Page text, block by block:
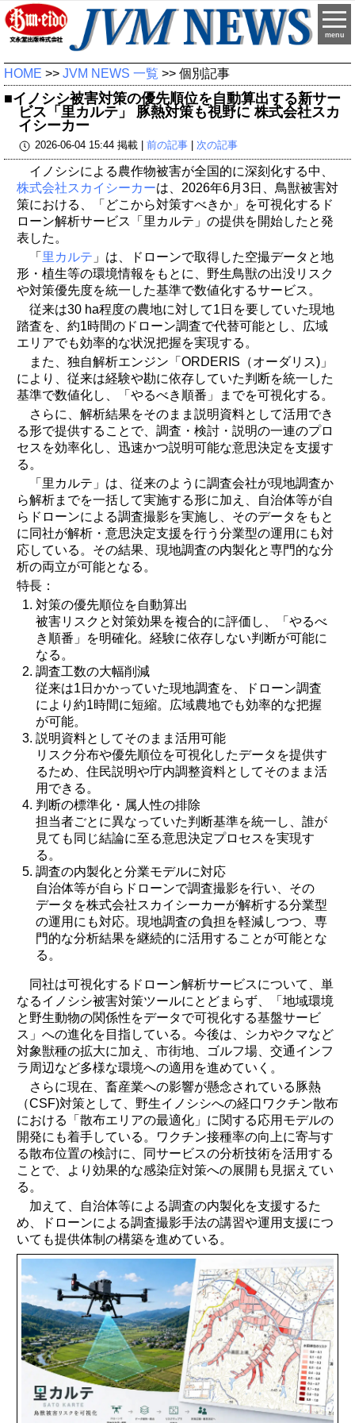
menu
HOME >> JVM NEWS 一覧 >> 個別記事
■イノシシ被害対策の優先順位を自動算出する新サー
ビス「里カルテ」 豚熱対策も視野に 株式会社スカ
イシーカー
2026-06-04 15:44 掲載 | 前の記事| 次の記事
イノシシによる農作物被害が全国的に深刻化する中、
株式会社スカイシーカーは、2026年6月3日、鳥獣被害対
策における、「どこから対策すべきか」を可視化するド
ローン解析サービス「里カルテ」の提供を開始したと発
表した。
「 里カルテ 」は、ドローンで取得した空撮データと地
形・植生等の環境情報をもとに、野生鳥獣の出没リスク
や対策優先度を統一した基準で数値化するサービス。
従来は30 ha程度の農地に対して1日を要していた現地
踏査を、約1時間のドローン調査で代替可能とし、広域
エリアでも効率的な状況把握を実現する。
また、独自解析エンジン「ORDERIS（オーダリス)」
により、従来は経験や勘に依存していた判断を統一した
基準で数値化し、「やるべき順番」までを可視化する。
さらに、解析結果をそのまま説明資料として活用でき
る形で提供することで、調査・検討・説明の一連のプロ
セスを効率化し、迅速かつ説明可能な意思決定を支援す
る。
「里カルテ」は、従来のように調査会社が現地調査か
ら解析までを一括して実施する形に加え、自治体等が自
らドローンによる調査撮影を実施し、そのデータをもと
に同社が解析・意思決定支援を行う分業型の運用にも対
応している。その結果、現地調査の内製化と専門的な分
析の両立が可能となる。
特長：
対策の優先順位を自動算出
被害リスクと対策効果を複合的に評価し、「やるべ
き順番」を明確化。経験に依存しない判断が可能に
なる。
調査工数の大幅削減
従来は1日かかっていた現地調査を、ドローン調査
により約1時間に短縮。広域農地でも効率的な把握
が可能。
説明資料としてそのまま活用可能
リスク分布や優先順位を可視化したデータを提供す
るため、住民説明や庁内調整資料としてそのまま活
用できる。
判断の標準化・属人性の排除
担当者ごとに異なっていた判断基準を統一し、誰が
見ても同じ結論に至る意思決定プロセスを実現す
る。
調査の内製化と分業モデルに対応
自治体等が自らドローンで調査撮影を行い、その
データを株式会社スカイシーカーが解析する分業型
の運用にも対応。現地調査の負担を軽減しつつ、専
門的な分析結果を継続的に活用することが可能とな
る。
同社は可視化するドローン解析サービスについて、単
なるイノシシ被害対策ツールにとどまらず、「地域環境
と野生動物の関係性をデータで可視化する基盤サービ
ス」への進化を目指している。今後は、シカやクマなど
対象獣種の拡大に加え、市街地、ゴルフ場、交通インフ
ラ周辺など多様な環境への適用を進めていく。
さらに現在、畜産業への影響が懸念されている豚熱
（CSF)対策として、野生イノシシへの経口ワクチン散布
における「散布エリアの最適化」に関する応用モデルの
開発にも着手している。ワクチン接種率の向上に寄与す
る散布位置の検討に、同サービスの分析技術を活用する
ことで、より効果的な感染症対策への展開も見据えてい
る。
加えて、自治体等による調査の内製化を支援するた
め、ドローンによる調査撮影手法の講習や運用支援につ
いても提供体制の構築を進めている。